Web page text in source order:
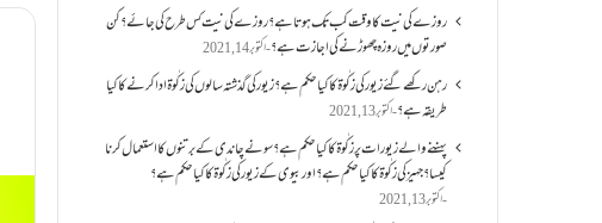
روزے کی نیت کا وقت کب تک ہوتا ہے؟ روزے کی نیت کس طرح کی جائے؟ کن
صورتوں میں روزہ چھوڑنے کی اجازت ہے؟ اکتوبر 14, 2021
رہن رکھے گئے زیور کی زکٰوۃ کا کیا حکم ہے؟زیور کی گذشتہ سالوں کی زکٰوۃ ادا کرنے کا کیا
طریقہ ہے؟ اکتوبر 13, 2021
پہننے والے زیورات پر زکٰوۃ کا کیا حکم ہے؟ سونے چاندی کے برتنوں کا استعمال کرنا
کیسا؟ جہیز کی زکٰوۃ کا کیا حکم ہے؟ اور بیوی کے زیور کی زکٰوۃ کا کیا حکم ہے؟
اکتوبر 13, 2021